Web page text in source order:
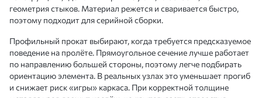
геометрия стыков. Материал режется и сваривается быстро,
поэтому подходит для серийной сборки.
Профильный прокат выбирают, когда требуется предсказуемое
поведение на пролёте. Прямоугольное сечение лучше работает
по направлению большей стороны, поэтому легче подбирать
ориентацию элемента. В реальных узлах это уменьшает прогиб
и снижает риск «игры» каркаса. При корректной толщине